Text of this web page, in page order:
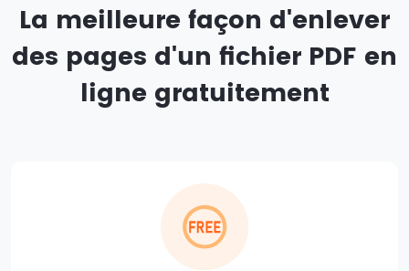
La meilleure façon d'enlever
des pages d'un fichier PDF en
ligne gratuitement